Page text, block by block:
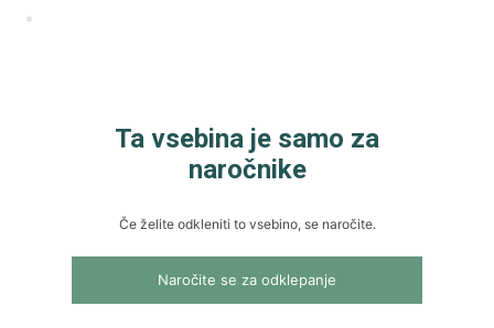
Ta vsebina je samo za
naročnike
Če želite odkleniti to vsebino, se naročite.
Naročite se za odklepanje